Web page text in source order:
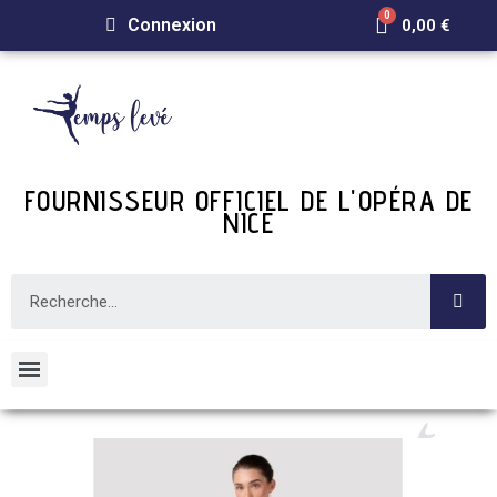
Connexion 0,00 €
FOURNISSEUR OFFICIEL DE L'OPÉRA DE
NICE